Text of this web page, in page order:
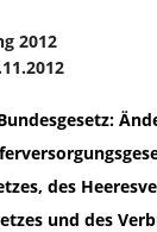
2012
des
und des